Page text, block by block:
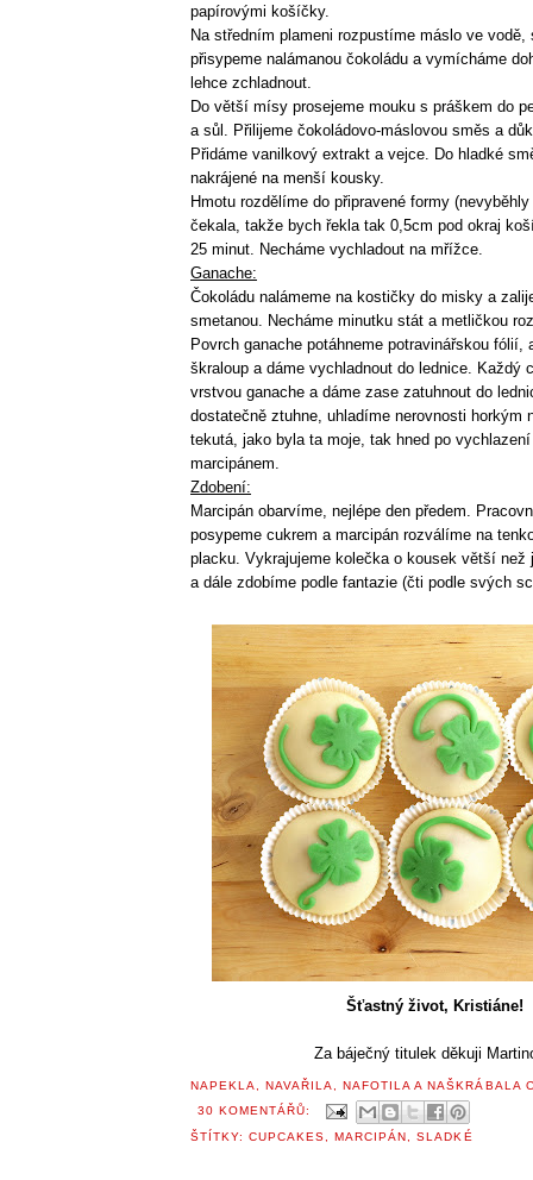
papírovými košíčky.
Na středním plameni rozpustíme máslo ve vodě,
přisypeme nalámanou čokoládu a vymícháme
lehce zchladnout.
Do větší mísy prosejeme mouku s práškem do
a sůl. Přilijeme čokoládovo-máslovou směs a
Přidáme vanilkový extrakt a vejce. Do hladké
nakrájené na menší kousky.
Hmotu rozdělíme do připravené formy
čekala, takže bych řekla tak 0,5cm pod okraj
25 minut. Necháme vychladout na mřížce.
Ganache:
Čokoládu nalámeme na kostičky do misky a
smetanou. Necháme minutku stát a metličkou
Povrch ganache potáhneme potravinářskou fólií,
škraloup a dáme vychladnout do lednice. Každý
vrstvou ganache a dáme zase zatuhnout do
dostatečně ztuhne, uhladíme nerovnosti horkým
tekutá, jako byla ta moje, tak hned po
marcipánem.
Zdobení:
Marcipán obarvíme, nejlépe den předem.
posypeme cukrem a marcipán rozválíme na
placku. Vykrajujeme kolečka o kousek větší než
a dále zdobíme podle fantazie (čti podle svých
Šťastný život, Kristiáne!
Za báječný titulek děkuji
NAPEKLA, NAVAŘILA, NAFOTILA A NAŠKRÁBALA
30 KOMENTÁŘŮ:
ŠTÍTKY:CUPCAKES ,MARCIPÁN ,SLADKÉ